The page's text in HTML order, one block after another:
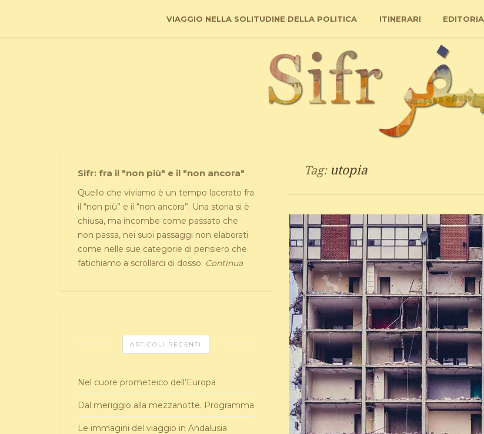
VIAGGIO NELLA SOLITUDINE DELLA POLITICA ITINERARI
Tag: utopia
Sifr: fra il "non più" e il "non ancora"
Quello che viviamo è un tempo lacerato fra
il “non più” e il “non ancora”. Una storia si è
chiusa, ma incombe come passato che
non passa, nei suoi passaggi non elaborati
come nelle sue categorie di pensiero che
fatichiamo a scrollarci di dosso. Continua
ARTICOLI RECENTI
Nel cuore prometeico dell’Europa
Dal meriggio alla mezzanotte. Programma
Le immagini del viaggio in Andalusia